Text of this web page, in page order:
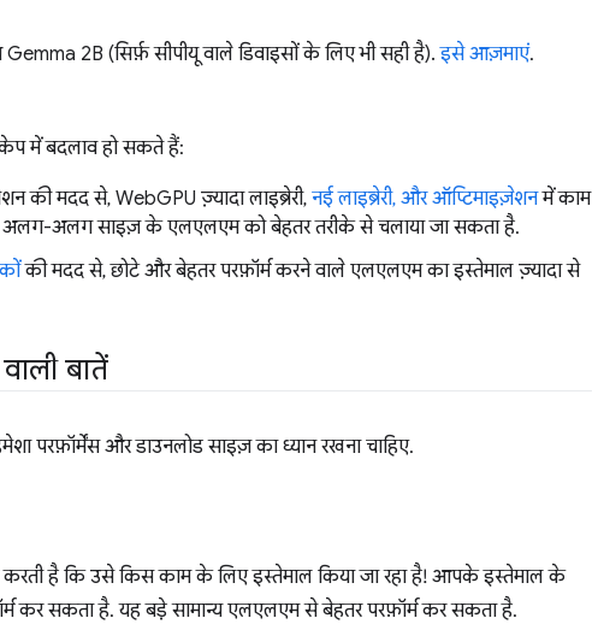
2B (सिर्फ़ सीपीयू वाले डिवाइसों के लिए भी सही है).इसे आज़माएं.
में बदलाव हो सकते हैं:
मदद से, WebGPU ज़्यादा लाइब्रेरी,नई लाइब्रेरी, और ऑप्टिमाइज़ेशनमें काम
अलग-अलग साइज़ के एलएलएम को बेहतर तरीके से चलाया जा सकता है.
की मदद से, छोटे और बेहतर परफ़ॉर्म करने वाले एलएलएम का इस्तेमाल ज़्यादा से
बातें
और डाउनलोड साइज़ का ध्यान रखना चाहिए.
करती है कि उसे किस काम के लिए इस्तेमाल किया जा रहा है! आपके इस्तेमाल के
कर सकता है. यह बड़े सामान्य एलएलएम से बेहतर परफ़ॉर्म कर सकता है.